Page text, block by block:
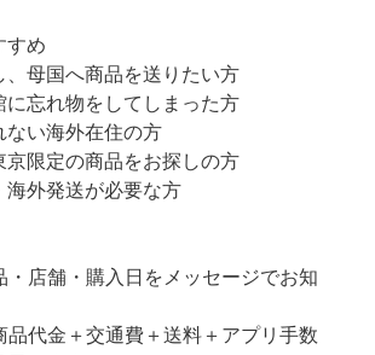
すめ
、母国へ商品を送りたい方
に忘れ物をしてしまった方
ない海外在住の方
京限定の商品をお探しの方
海外発送が必要な方
・店舗・購入日をメッセージでお知
品代金＋交通費＋送料＋アプリ手数